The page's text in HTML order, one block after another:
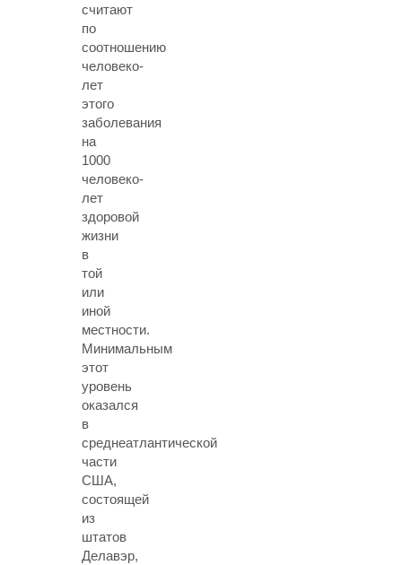
считают
по
соотношению
человеко-
лет
этого
заболевания
на
1000
человеко-
лет
здоровой
жизни
в
той
или
иной
местности.
Минимальным
этот
уровень
оказался
в
среднеатлантической
части
США,
состоящей
из
штатов
Делавэр,